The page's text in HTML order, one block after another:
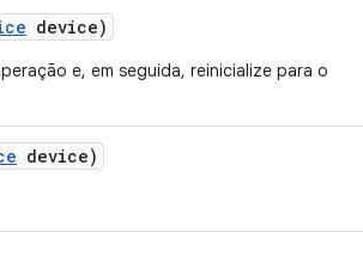
device)
e, em seguida, reinicialize para o
device)